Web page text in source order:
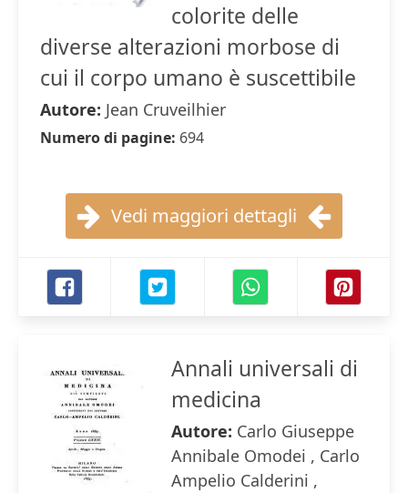
colorite delle
diverse alterazioni morbose di
cui il corpo umano è suscettibile
Autore: Jean Cruveilhier
Numero di pagine: 694
Vedi maggiori dettagli
Annali universali di
medicina
Autore: Carlo Giuseppe
Annibale Omodei , Carlo
Ampelio Calderini ,